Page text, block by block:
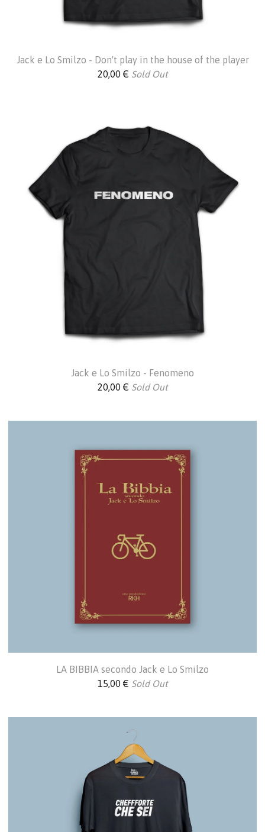
Jack e Lo Smilzo - Don't play in the house of the player
20,00 € Sold Out
Jack e Lo Smilzo - Fenomeno
20,00 € Sold Out
LA BIBBIA secondo Jack e Lo Smilzo
15,00 € Sold Out